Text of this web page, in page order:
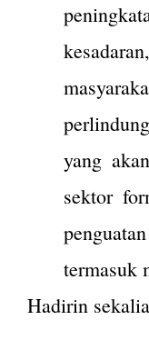
yang
sektor
termasuk
Hadirin